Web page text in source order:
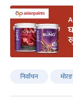
निर्वाचन मोरङ